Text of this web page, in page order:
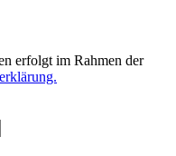
erfolgt im Rahmen der